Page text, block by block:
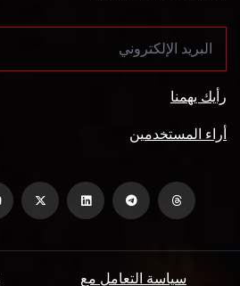
رأيك يهمنا
أراء المستخدمين
سياسة التعامل مع